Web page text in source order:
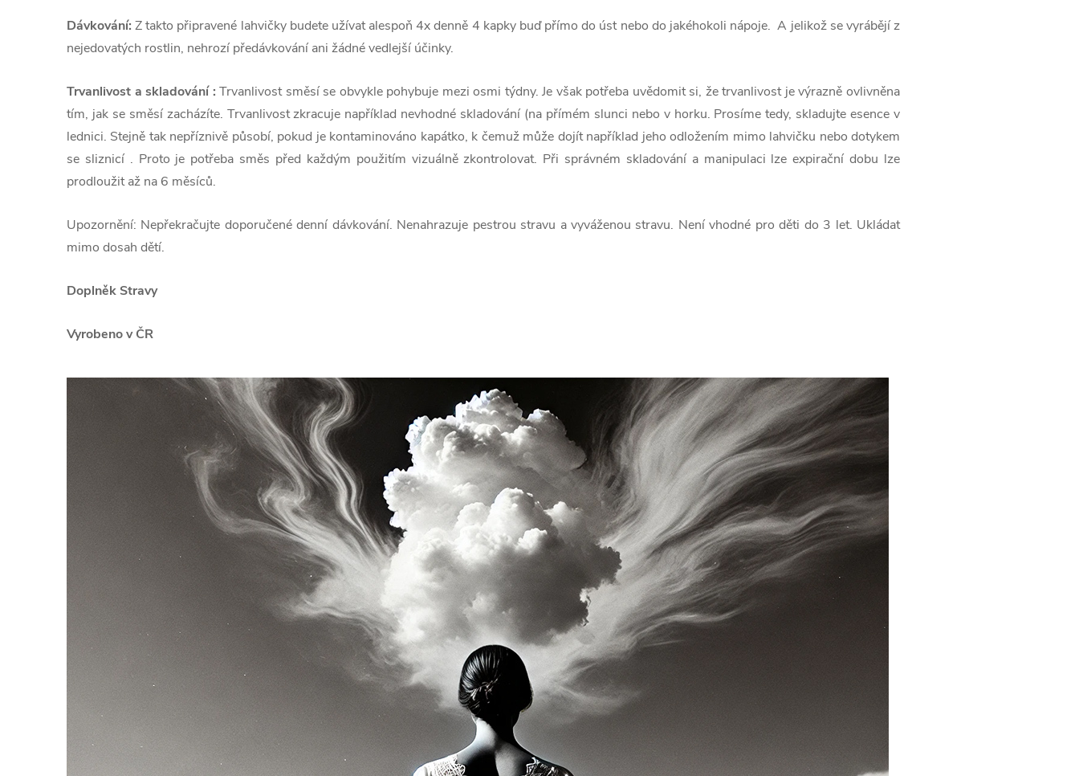
Dávkování: Z takto připravené lahvičky budete užívat alespoň 4x denně 4 kapky buď přímo do úst nebo do jakéhokoli nápoje. A jelikož se vyrábějí z
nejedovatých rostlin, nehrozí předávkování ani žádné vedlejší účinky.
Trvanlivost a skladování : Trvanlivost směsí se obvykle pohybuje mezi osmi týdny. Je však potřeba uvědomit si, že trvanlivost je výrazně ovlivněna
tím, jak se směsí zacházíte. Trvanlivost zkracuje například nevhodné skladování (na přímém slunci nebo v horku. Prosíme tedy, skladujte esence v
lednici. Stejně tak nepříznivě působí, pokud je kontaminováno kapátko, k čemuž může dojít například jeho odložením mimo lahvičku nebo dotykem
se sliznicí . Proto je potřeba směs před každým použitím vizuálně zkontrolovat. Při správném skladování a manipulaci lze expirační dobu lze
prodloužit až na 6 měsíců.
Upozornění: Nepřekračujte doporučené denní dávkování. Nenahrazuje pestrou stravu a vyváženou stravu. Není vhodné pro děti do 3 let. Ukládat
mimo dosah dětí.
Doplněk Stravy
Vyrobeno v ČR